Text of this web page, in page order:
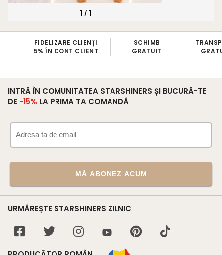
1 /1
FIDELIZARE CLIENȚI
5% ÎN CONT CLIENT
SCHIMB
GRATUIT
INTRĂ ÎN COMUNITATEA STARSHINERS ȘI BUCURĂ-TE
DE -15% LA PRIMA TA COMANDĂ
MĂ ABONEZ ACUM
URMĂREȘTE STARSHINERS ZILNIC